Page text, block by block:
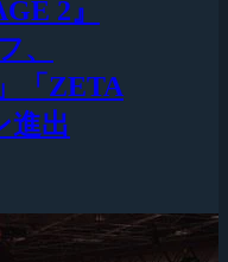
2』
、
「ZETA
進出